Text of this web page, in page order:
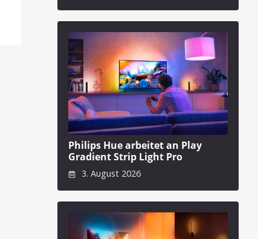
Philips Hue arbeitet an Play
Gradient Strip Light Pro
3. August 2026